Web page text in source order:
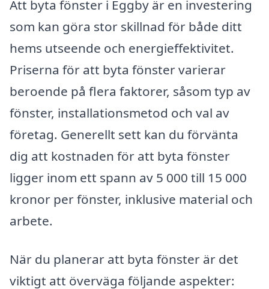
Att byta fönster i Eggby är en investering
som kan göra stor skillnad för både ditt
hems utseende och energieffektivitet.
Priserna för att byta fönster varierar
beroende på flera faktorer, såsom typ av
fönster, installationsmetod och val av
företag. Generellt sett kan du förvänta
dig att kostnaden för att byta fönster
ligger inom ett spann av 5 000 till 15 000
kronor per fönster, inklusive material och
arbete.
När du planerar att byta fönster är det
viktigt att överväga följande aspekter: